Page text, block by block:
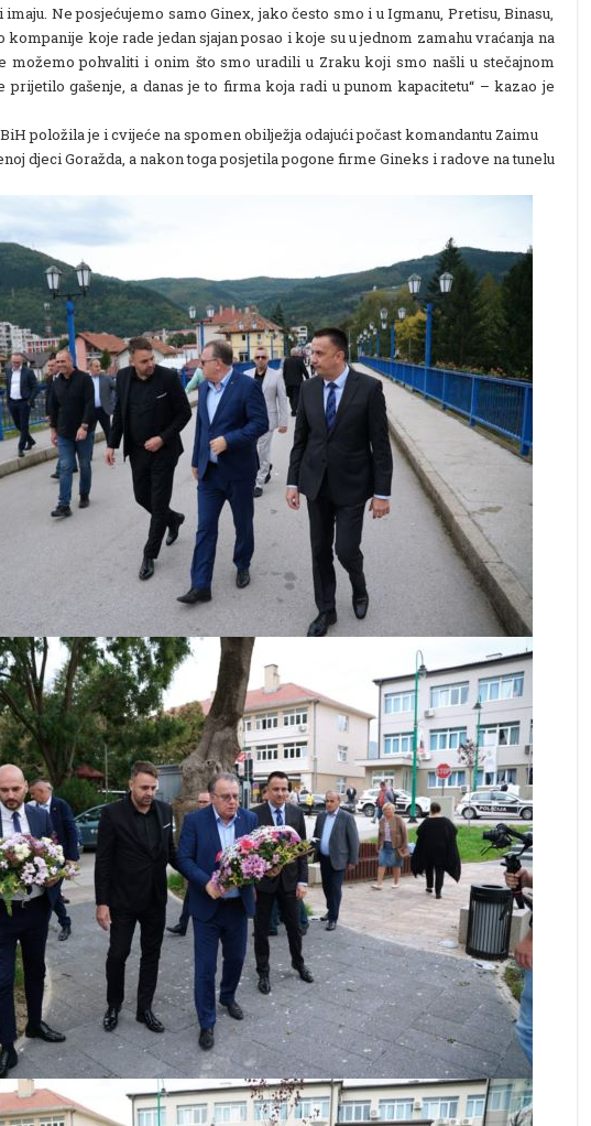
Ne posjećujemo samo Ginex, jako često smo i u Igmanu, Pretisu, Binasu,
kompanije koje rade jedan sjajan posao i koje su u jednom zamahu vraćanja na
možemo pohvaliti i onim što smo uradili u Zraku koji smo našli u stečajnom
prijetilo gašenje, a danas je to firma koja radi u punom kapacitetu“ – kazao je
položila je i cvijeće na spomen obilježja odajući počast komandantu Zaimu
djeci Goražda, a nakon toga posjetila pogone firme Gineks i radove na tunelu